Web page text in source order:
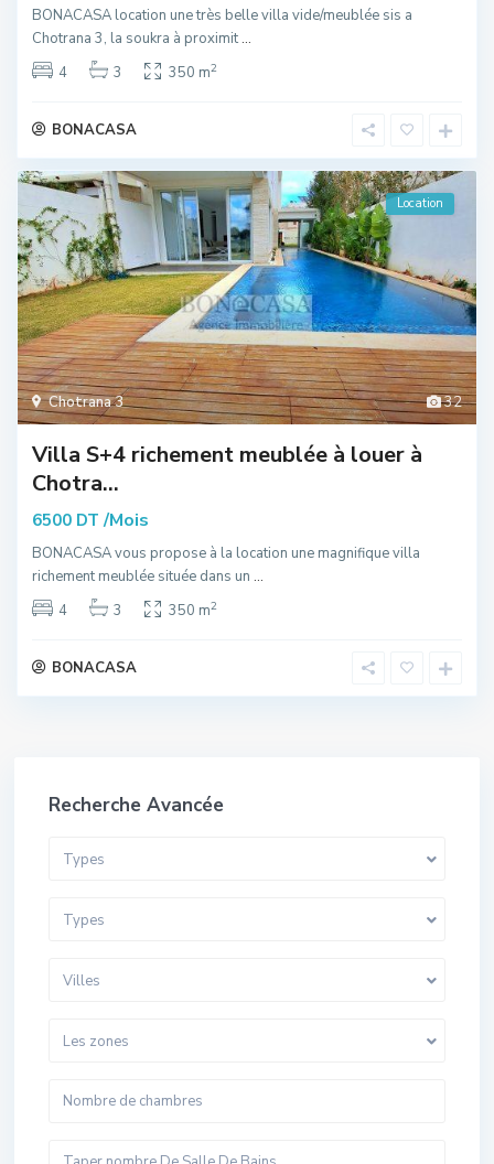
BONACASA location une très belle villa vide/meublée sis a
Chotrana 3, la soukra à proximit...
4
3 350 m2
BONACASA
32
Chotrana 3
Location
Villa S+4 richement meublée à louer à
Chotra...
6500 DT /Mois
BONACASA vous propose à la location une magnifique villa
richement meublée située dans un ...
4
3 350 m2
BONACASA
Recherche Avancée
Types
Types
Villes
Les zones